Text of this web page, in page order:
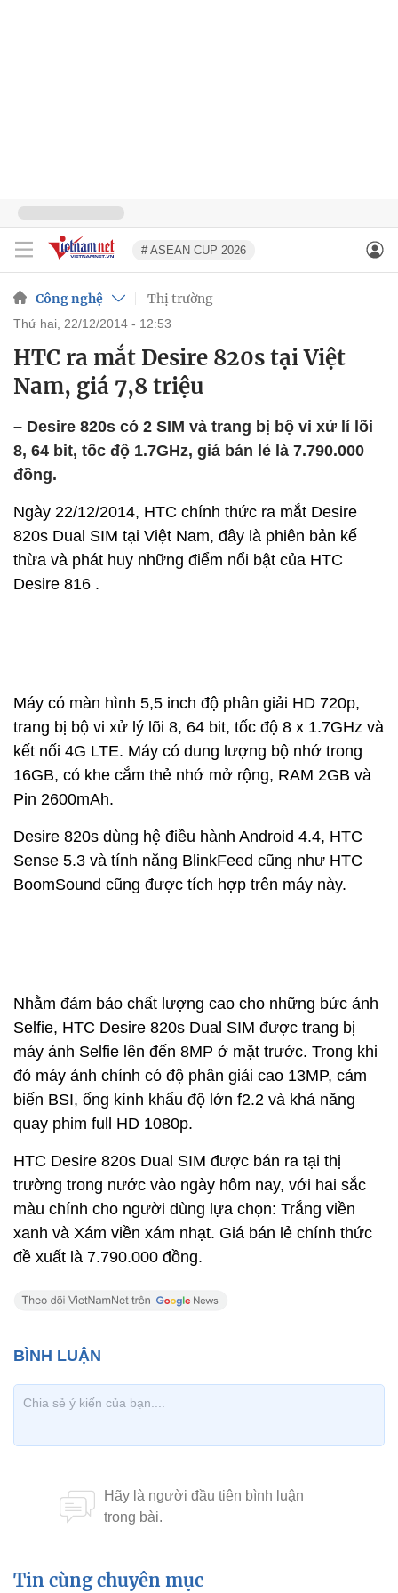
# ASEAN CUP 2026
Công nghệ Thị trường
thứ hai, 22/12/2014 - 12:53
HTC ra mắt Desire 820s tại Việt
Nam, giá 7,8 triệu
– Desire 820s có 2 SIM và trang bị bộ vi xử lí lõi
8, 64 bit, tốc độ 1.7GHz, giá bán lẻ là 7.790.000
đồng.
Ngày 22/12/2014, HTC chính thức ra mắt Desire
820s Dual SIM tại Việt Nam, đây là phiên bản kế
thừa và phát huy những điểm nổi bật của HTC
Desire 816 .
Máy có màn hình 5,5 inch độ phân giải HD 720p,
trang bị bộ vi xử lý lõi 8, 64 bit, tốc độ 8 x 1.7GHz và
kết nối 4G LTE. Máy có dung lượng bộ nhớ trong
16GB, có khe cắm thẻ nhớ mở rộng, RAM 2GB và
Pin 2600mAh.
Desire 820s dùng hệ điều hành Android 4.4, HTC
Sense 5.3 và tính năng BlinkFeed cũng như HTC
BoomSound cũng được tích hợp trên máy này.
Nhằm đảm bảo chất lượng cao cho những bức ảnh
Selfie, HTC Desire 820s Dual SIM được trang bị
máy ảnh Selfie lên đến 8MP ở mặt trước. Trong khi
đó máy ảnh chính có độ phân giải cao 13MP, cảm
biến BSI, ống kính khẩu độ lớn f2.2 và khả năng
quay phim full HD 1080p.
HTC Desire 820s Dual SIM được bán ra tại thị
trường trong nước vào ngày hôm nay, với hai sắc
màu chính cho người dùng lựa chọn: Trắng viền
xanh và Xám viền xám nhạt. Giá bán lẻ chính thức
đề xuất là 7.790.000 đồng.
Tin cùng chuyên mục